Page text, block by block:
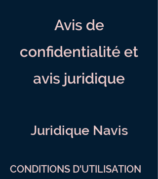
Avis de
confidentialité et
avis juridique
Juridique Navis
CONDITIONS D'UTILISATION